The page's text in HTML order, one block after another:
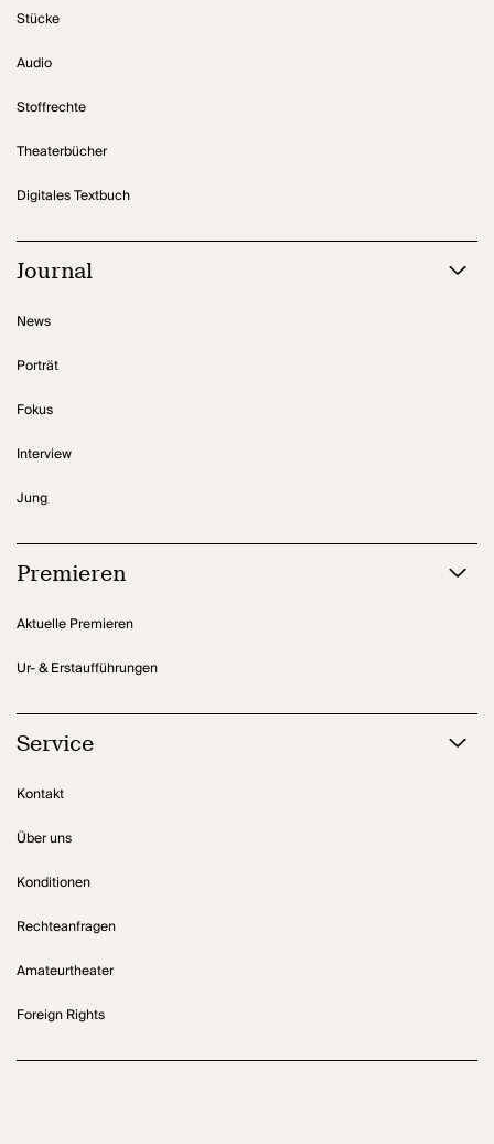
Stücke
Audio
Stoffrechte
Theaterbücher
Digitales Textbuch
Journal
News
Porträt
Fokus
Interview
Jung
Premieren
Aktuelle Premieren
Ur- & Erstaufführungen
Service
Kontakt
Über uns
Konditionen
Rechteanfragen
Amateurtheater
Foreign Rights